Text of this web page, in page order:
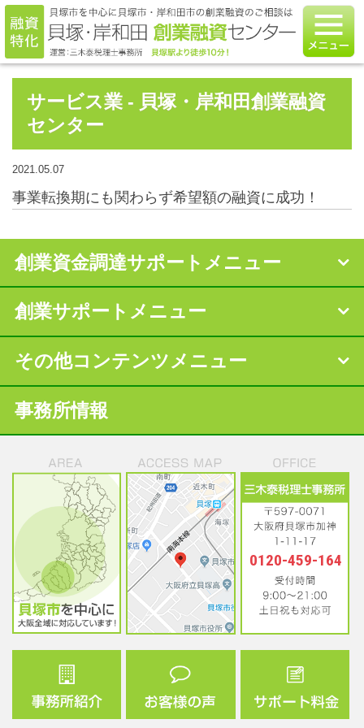
サービス業 - 貝塚・岸和田創業融資
センター
2021.05.07
事業転換期にも関わらず希望額の融資に成功！
創業資金調達サポートメニュー
創業サポートメニュー
その他コンテンツメニュー
事務所情報
0120-459-164